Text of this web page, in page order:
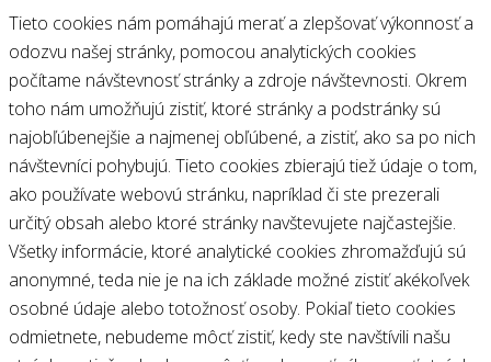
Tieto cookies nám pomáhajú merať a zlepšovať výkonnosť a
odozvu našej stránky, pomocou analytických cookies
počítame návštevnosť stránky a zdroje návštevnosti. Okrem
toho nám umožňujú zistiť, ktoré stránky a podstránky sú
najobľúbenejšie a najmenej obľúbené, a zistiť, ako sa po nich
návštevníci pohybujú. Tieto cookies zbierajú tiež údaje o tom,
ako používate webovú stránku, napríklad či ste prezerali
určitý obsah alebo ktoré stránky navštevujete najčastejšie.
Všetky informácie, ktoré analytické cookies zhromažďujú sú
anonymné, teda nie je na ich základe možné zistiť akékoľvek
osobné údaje alebo totožnosť osoby. Pokiaľ tieto cookies
odmietnete, nebudeme môcť zistiť, kedy ste navštívili našu